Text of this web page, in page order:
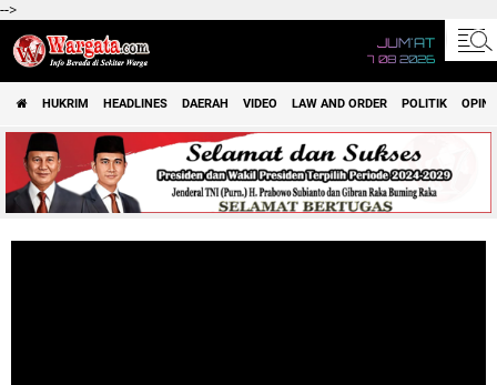
-->
JUM'AT
7 08 2026
HUKRIM HEADLINES DAERAH VIDEO LAW AND ORDER POLITIK OPINI